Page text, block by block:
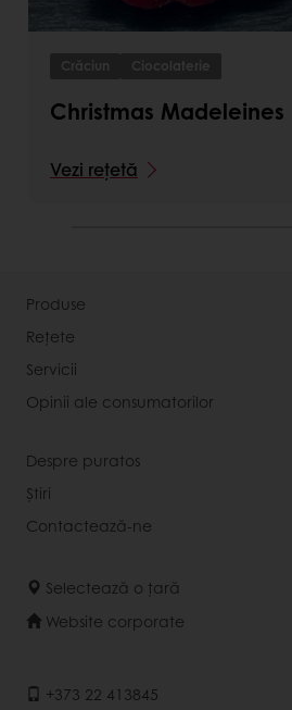
Crăciun Ciocolaterie
Christmas Madeleines
Vezi rețetă
Produse
Rețete
Servicii
Opinii ale consumatorilor
Despre puratos
Știri
Contactează-ne
Selectează o țară
Website corporate
+373 22 413845